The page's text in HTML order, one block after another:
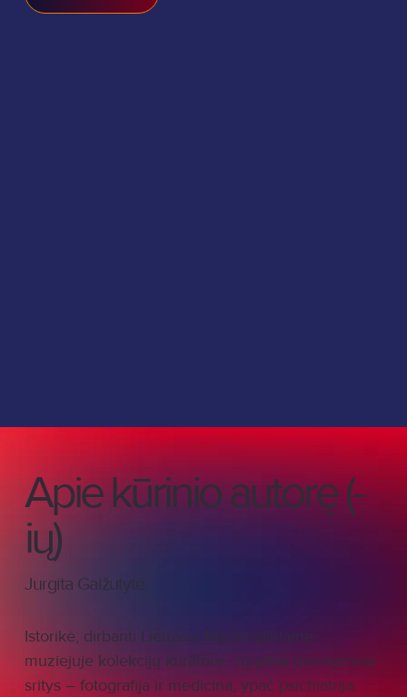
Apie kūrinio autorę (-
ių)
Jurgita Gaižutytė
Istorikė, dirbanti Lietuvos Nacionaliniame
muziejuje kolekcijų kuratore. Jurgitos domėjimosi
sritys – fotografija ir medicina, ypač psichiatrija.